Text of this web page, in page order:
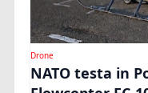
Drone
NATO testa in